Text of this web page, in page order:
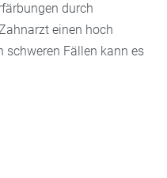
durch
einen hoch
Fällen kann es